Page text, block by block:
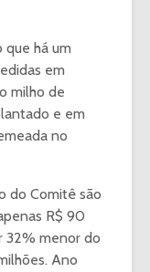
que há um
em
milho de
e em
no
do Comitê são
R$ 90
32% menor do
Ano